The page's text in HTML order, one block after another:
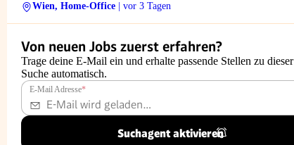
Wien, Home-Office
| vor 3 Tagen
Von neuen Jobs zuerst erfahren?
Trage deine E-Mail ein und erhalte passende Stellen zu dieser
Suche automatisch.
E-Mail Adresse*
Suchagent aktivieren